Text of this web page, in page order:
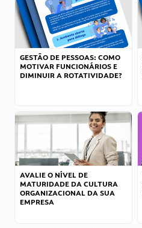
GESTÃO DE PESSOAS: COMO
MOTIVAR FUNCIONÁRIOS E
DIMINUIR A ROTATIVIDADE?
AVALIE O NÍVEL DE
MATURIDADE DA CULTURA
ORGANIZACIONAL DA SUA
EMPRESA